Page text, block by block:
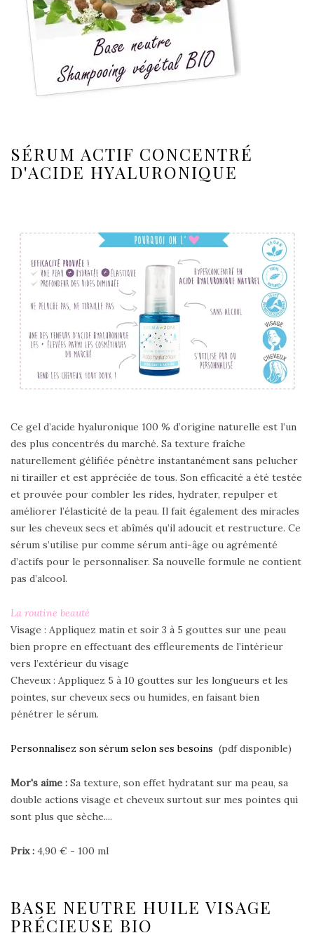
SÉRUM ACTIF CONCENTRÉ
D'ACIDE HYALURONIQUE
Ce gel d’acide hyaluronique 100 % d’origine naturelle est l’un
des plus concentrés du marché. Sa texture fraîche
naturellement gélifiée pénètre instantanément sans pelucher
ni tirailler et est appréciée de tous. Son efficacité a été testée
et prouvée pour combler les rides, hydrater, repulper et
améliorer l’élasticité de la peau. Il fait également des miracles
sur les cheveux secs et abîmés qu’il adoucit et restructure. Ce
sérum s’utilise pur comme sérum anti-âge ou agrémenté
d’actifs pour le personnaliser. Sa nouvelle formule ne contient
pas d’alcool.
La routine beauté
Visage : Appliquez matin et soir 3 à 5 gouttes sur une peau
bien propre en effectuant des effleurements de l’intérieur
vers l’extérieur du visage
Cheveux : Appliquez 5 à 10 gouttes sur les longueurs et les
pointes, sur cheveux secs ou humides, en faisant bien
pénétrer le sérum.
Personnalisez son sérum selon ses besoins (pdf disponible)
Mor's aime : Sa texture, son effet hydratant sur ma peau, sa
double actions visage et cheveux surtout sur mes pointes qui
sont plus que sèche....
Prix : 4,90 € - 100 ml
BASE NEUTRE HUILE VISAGE
PRÉCIEUSE BIO